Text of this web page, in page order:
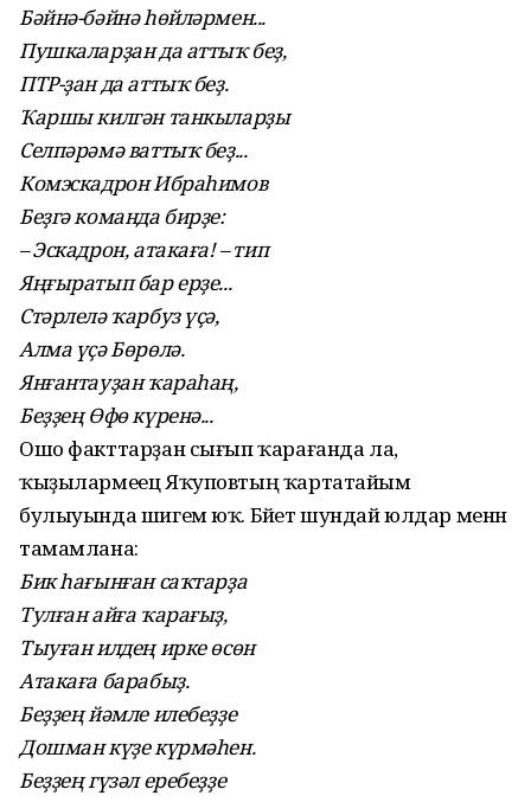
Бәйнә-бәйнә һөйләрмен...
Пушкаларҙан да аттыҡ беҙ,
ПТР-ҙан да аттыҡ беҙ.
Ҡаршы килгән танкыларҙы
Селпәрәмә ваттыҡ беҙ...
Комэскадрон Ибраһимов
Беҙгә команда бирҙе:
– Эскадрон, атакаға! – тип
Яңғыратып бар ерҙе...
Стәрлелә ҡарбуз үҫә,
Алма үҫә Бөрөлә.
Янғантауҙан ҡараһаң,
Беҙҙең Өфө күренә...
Ошо факттарҙан сығып ҡарағанда ла,
ҡыҙылармеец Яҡуповтың ҡартатайым
булыуында шигем юҡ. Бәйет шундай юлдар менән
тамамлана:
Бик һағынған саҡтарҙа
Тулған айға ҡарағыҙ,
Тыуған илдең ирке өсөн
Атакаға барабыҙ.
Беҙҙең йәмле илебеҙҙе
Дошман күҙе күрмәһен.
Беҙҙең гүзәл еребеҙҙе